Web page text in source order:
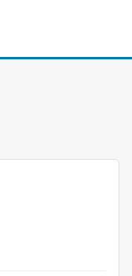
नगरसभा
सक्ने आक्रोश